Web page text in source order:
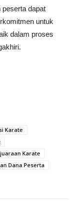
peserta dapat
untuk
dalam proses
Karate
Karate
Dana Peserta